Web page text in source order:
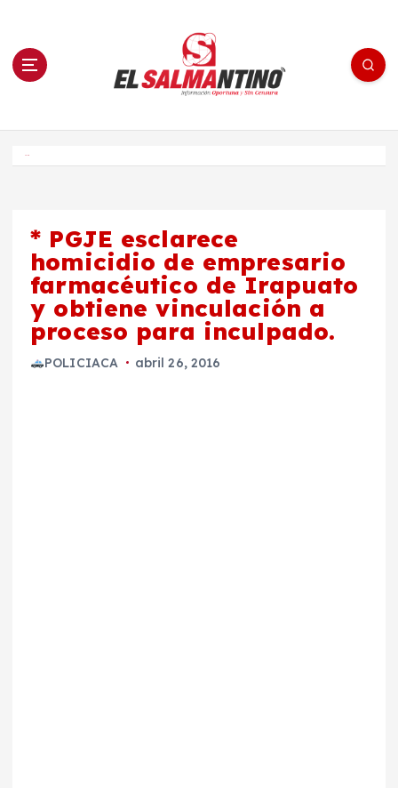
n El Salmantino - medios/noticias/editorial
* PGJE esclarece
homicidio de empresario
farmacéutico de Irapuato
y obtiene vinculación a
proceso para inculpado.
POLICIACA abril 26, 2016